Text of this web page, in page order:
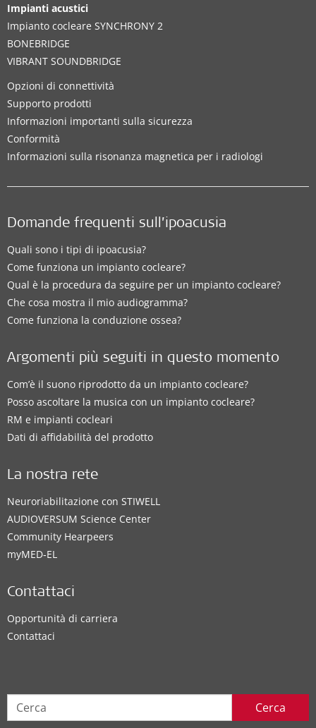
Impianti acustici
Impianto cocleare SYNCHRONY 2
BONEBRIDGE
VIBRANT SOUNDBRIDGE
Opzioni di connettività
Supporto prodotti
Informazioni importanti sulla sicurezza
Conformità
Informazioni sulla risonanza magnetica per i radiologi
Domande frequenti sull’ipoacusia
Quali sono i tipi di ipoacusia?
Come funziona un impianto cocleare?
Qual è la procedura da seguire per un impianto cocleare?
Che cosa mostra il mio audiogramma?
Come funziona la conduzione ossea?
Argomenti più seguiti in questo momento
Com’è il suono riprodotto da un impianto cocleare?
Posso ascoltare la musica con un impianto cocleare?
RM e impianti cocleari
Dati di affidabilità del prodotto
La nostra rete
Neuroriabilitazione con STIWELL
AUDIOVERSUM Science Center
Community Hearpeers
myMED‑EL
Contattaci
Opportunità di carriera
Contattaci
Cerca